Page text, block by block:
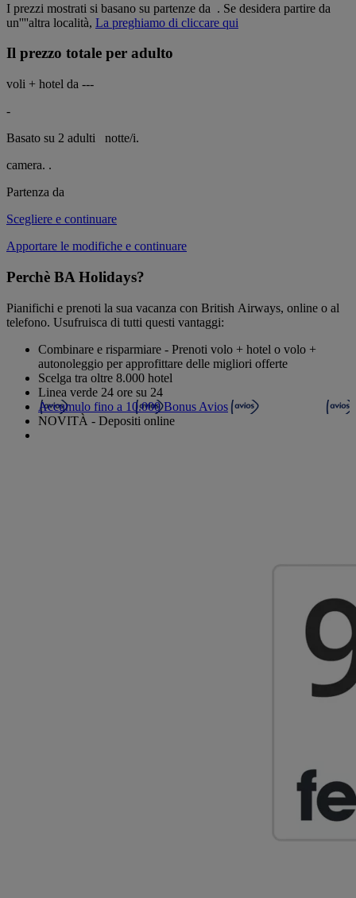
I prezzi mostrati si basano su partenze da . Se desidera partire da
un''''altra località, La preghiamo di cliccare qui
Il prezzo totale per adulto
voli + hotel da ---
-
Basato su 2 adulti
notte/i.
camera. .
Partenza da
Scegliere e continuare
Apportare le modifiche e continuare
Perchè BA Holidays?
Pianifichi e prenoti la sua vacanza con British Airways, online o al
telefono. Usufruisca di tutti questi vantaggi:
Combinare e risparmiare - Prenoti volo + hotel o volo +
autonoleggio per approfittare delle migliori offerte
Scelga tra oltre 8.000 hotel
Linea verde 24 ore su 24
Accumulo fino a 10.000 Bonus Avios
NOVITÀ - Depositi online